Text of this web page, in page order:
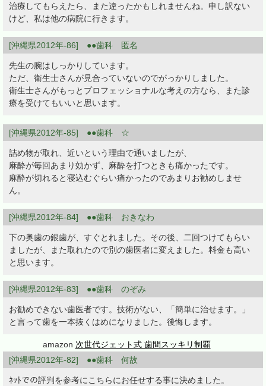
治療してもらえたら、また違ったかもしれませんね。申し訳ない
けど、私は他の病院に行きます。
[沖縄県2012年-86] ●●歯科 匿名
先生の腕はしっかりしています。
ただ、衛生士さんが見合っていないのでがっかりしました。
衛生士さんがもっとプロフェッショナルな考えの方なら、また診
療を受けてもいいと思います。
[沖縄県2012年-85] ●●歯科 ☆
詰め物が取れ、近いという理由で通いましたが、
麻酔が毎回あまり効かず、麻酔を打つときも痛かったです。
麻酔が切れると寝込むぐらい痛かったのであまりお勧めしませ
ん。
[沖縄県2012年-84] ●●歯科 おきなわ
下の奥歯の銀歯が、すぐとれました。その後、二回つけてもらい
ましたが、また取れたので別の歯医者に変えました。料金も高い
と思います。
[沖縄県2012年-83] ●●歯科 のぞみ
お勧めできない歯医者です。技術がない、「簡単に治せます。」
と言って歯を一本抜くはめになりました。後悔します。
amazon 次世代ジェット式 歯間スッキリ制覇
[沖縄県2012年-82] ●●歯科 何故
ﾈｯﾄでの評判を参考にこちらにお任せする事に決めました。